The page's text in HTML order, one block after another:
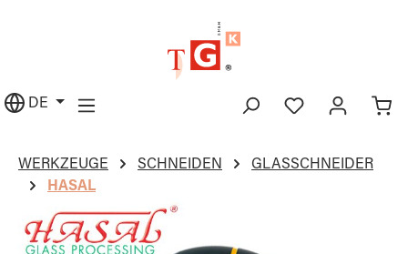
DE
WERKZEUGE SCHNEIDEN
GLASSCHNEIDER
HASAL